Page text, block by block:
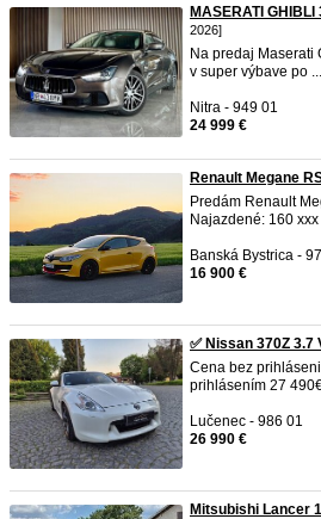
MASERATI GHIBLI
2026]
Na predaj Maserati
v super výbave po ...
Nitra - 949 01
24 999 €
Renault Megane
Predám Renault
Najazdené: 160 xxx
Banská Bystrica -
16 900 €
✅ Nissan 370Z 3.7
Cena bez
prihlásením 27
Lučenec - 986 01
26 990 €
Mitsubishi Lancer